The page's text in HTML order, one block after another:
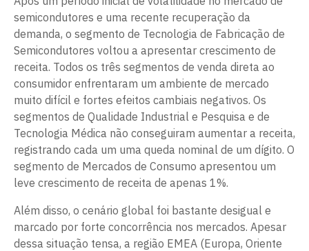
semicondutores e uma recente recuperação da
demanda, o segmento de Tecnologia de Fabricação de
Semicondutores voltou a apresentar crescimento de
receita. Todos os três segmentos de venda direta ao
consumidor enfrentaram um ambiente de mercado
muito difícil e fortes efeitos cambiais negativos. Os
segmentos de Qualidade Industrial e Pesquisa e de
Tecnologia Médica não conseguiram aumentar a receita,
registrando cada um uma queda nominal de um dígito. O
segmento de Mercados de Consumo apresentou um
leve crescimento de receita de apenas 1%.
Além disso, o cenário global foi bastante desigual e
marcado por forte concorrência nos mercados. Apesar
dessa situação tensa, a região EMEA (Europa, Oriente